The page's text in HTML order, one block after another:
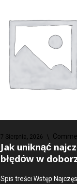
7 Sierpnia, 2026
Jak uniknąć
błędów w
Spis treści Wstęp